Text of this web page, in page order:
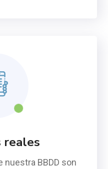
reales
nuestra BBDD son